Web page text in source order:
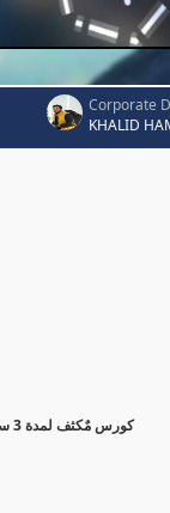
Corporate
KHALID